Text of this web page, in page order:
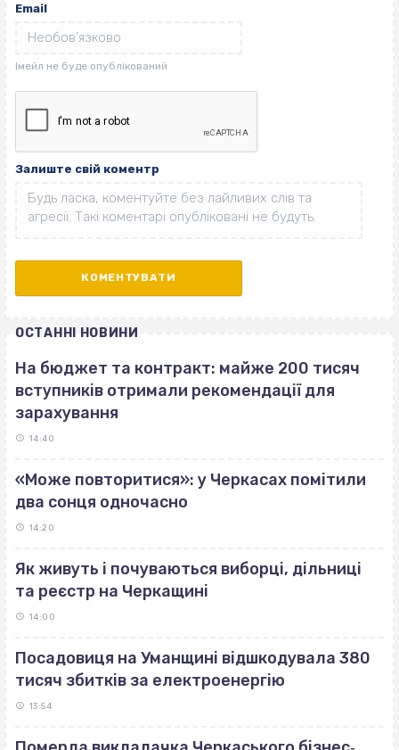
Email
Залиште свій коментр
ОСТАННІ НОВИНИ
На бюджет та контракт: майже 200 тисяч
вступників отримали рекомендації для
зарахування
14:40
«Може повторитися»: у Черкасах помітили
два сонця одночасно
14:20
Як живуть і почуваються виборці, дільниці
та реєстр на Черкащині
14:00
Посадовиця на Уманщині відшкодувала 380
тисяч збитків за електроенергію
13:54